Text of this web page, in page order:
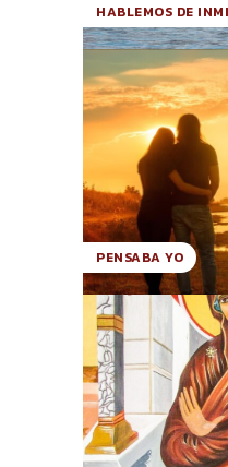
HABLEMOS DE
PENSABA YO